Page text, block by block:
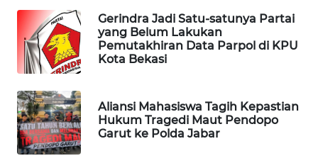
Gerindra Jadi Satu-satunya Partai
yang Belum Lakukan
Pemutakhiran Data Parpol di KPU
Kota Bekasi
Aliansi Mahasiswa Tagih Kepastian
Hukum Tragedi Maut Pendopo
Garut ke Polda Jabar
NEWS
METRO
MEDAN
NEWS
METRO
JAKARTA
NEWS